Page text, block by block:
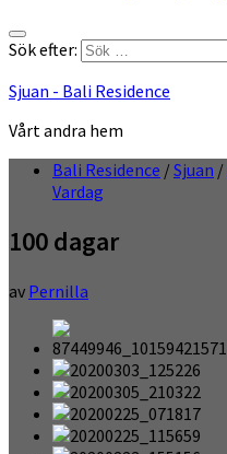
Sök efter:
Sjuan - Bali Residence
Vårt andra hem
Bali Residence /Sjuan /
Vardag
100 dagar
av Pernilla